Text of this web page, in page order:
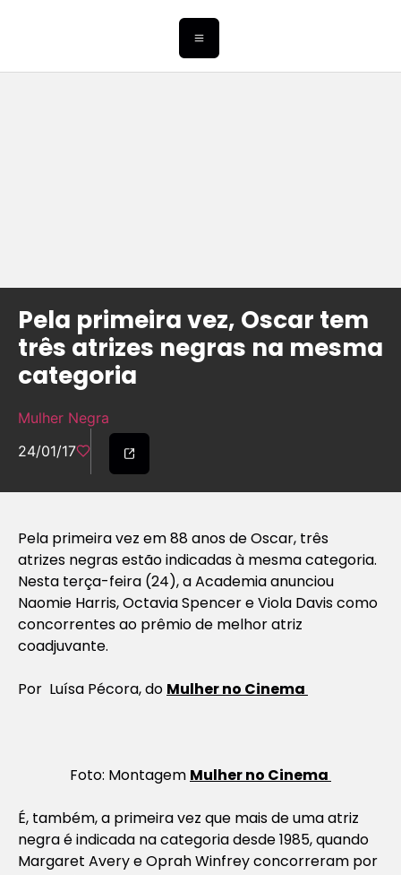
Pela primeira vez, Oscar tem
três atrizes negras na mesma
categoria
Mulher Negra
24/01/17
Pela primeira vez em 88 anos de Oscar, três
atrizes negras estão indicadas à mesma categoria.
Nesta terça-feira (24), a Academia anunciou
Naomie Harris, Octavia Spencer e Viola Davis como
concorrentes ao prêmio de melhor atriz
coadjuvante.
Por Luísa Pécora, do Mulher no Cinema
Foto: Montagem Mulher no Cinema
É, também, a primeira vez que mais de uma atriz
negra é indicada na categoria desde 1985, quando
Margaret Avery e Oprah Winfrey concorreram por